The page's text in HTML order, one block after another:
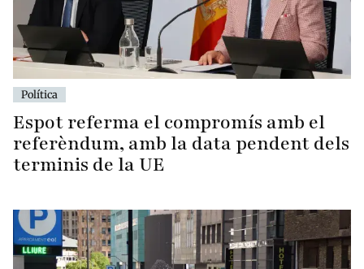
Política
Espot referma el compromís amb el
referèndum, amb la data pendent dels
terminis de la UE